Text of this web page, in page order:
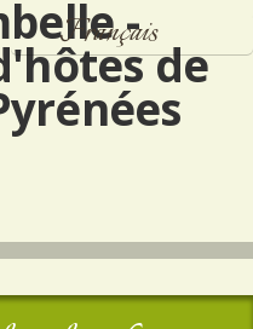
Français
Español
English